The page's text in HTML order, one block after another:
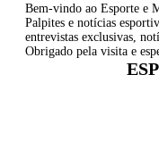
Bem-vindo ao Esporte e
Palpites e notícias
entrevistas exclusivas,
Obrigado pela visita e